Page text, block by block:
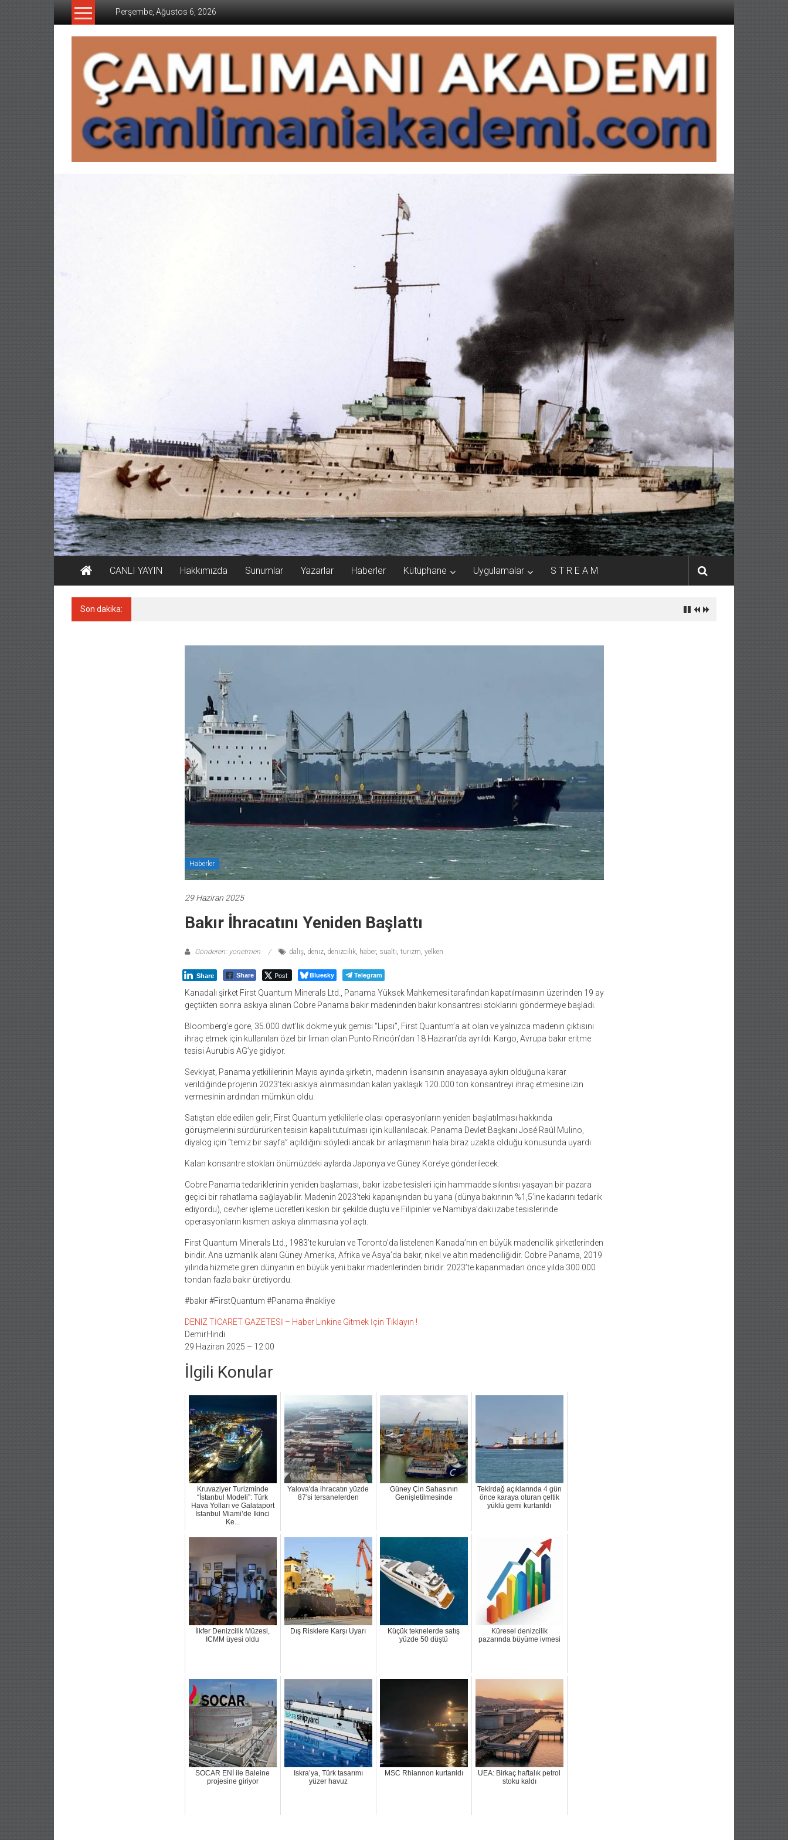
İçeriğe
Perşembe, Ağustos 6, 2026
CAMLIMANI
AKADEMI
CANLI YAYIN Hakkımızda Sunumlar Yazarlar Haberler Kütüphane Uygulamalar S T R E A M
Son dakika:
Haberler
29 Haziran 2025
Bakır İhracatını Yeniden Başlattı
Gönderen: yonetmen dalış, deniz, denizcilik, haber, sualtı, turizm, yelken
Share Share Post Bluesky Telegram
Kanadalı şirket First Quantum Minerals Ltd., Panama Yüksek Mahkemesi tarafından kapatılmasının üzerinden 19 ay
geçtikten sonra askıya alınan Cobre Panama bakır madeninden bakır konsantresi stoklarını göndermeye başladı.
Bloomberg’e göre, 35.000 dwt’lik dökme yük gemisi “Lipsi”, First Quantum’a ait olan ve yalnızca madenin çıktısını
ihraç etmek için kullanılan özel bir liman olan Punto Rincón’dan 18 Haziran’da ayrıldı. Kargo, Avrupa bakır eritme
tesisi Aurubis AG’ye gidiyor.
Sevkiyat, Panama yetkililerinin Mayıs ayında şirketin, madenin lisansının anayasaya aykırı olduğuna karar
verildiğinde projenin 2023’teki askıya alınmasından kalan yaklaşık 120.000 ton konsantreyi ihraç etmesine izin
vermesinin ardından mümkün oldu.
Satıştan elde edilen gelir, First Quantum yetkililerle olası operasyonların yeniden başlatılması hakkında
görüşmelerini sürdürürken tesisin kapalı tutulması için kullanılacak. Panama Devlet Başkanı José Raúl Mulino,
diyalog için “temiz bir sayfa” açıldığını söyledi ancak bir anlaşmanın hala biraz uzakta olduğu konusunda uyardı.
Kalan konsantre stokları önümüzdeki aylarda Japonya ve Güney Kore’ye gönderilecek.
Cobre Panama tedariklerinin yeniden başlaması, bakır izabe tesisleri için hammadde sıkıntısı yaşayan bir pazara
geçici bir rahatlama sağlayabilir. Madenin 2023’teki kapanışından bu yana (dünya bakırının %1,5’ine kadarını tedarik
ediyordu), cevher işleme ücretleri keskin bir şekilde düştü ve Filipinler ve Namibya’daki izabe tesislerinde
operasyonların kısmen askıya alınmasına yol açtı.
First Quantum Minerals Ltd., 1983’te kurulan ve Toronto’da listelenen Kanada’nın en büyük madencilik şirketlerinden
biridir. Ana uzmanlık alanı Güney Amerika, Afrika ve Asya’da bakır, nikel ve altın madenciliğidir. Cobre Panama, 2019
yılında hizmete giren dünyanın en büyük yeni bakır madenlerinden biridir. 2023’te kapanmadan önce yılda 300.000
tondan fazla bakır üretiyordu.
#bakır #FirstQuantum #Panama #nakliye
DENIZ TİCARET GAZETESİ – Haber Linkine Gitmek İçin Tıklayın !
DemirHindi
29 Haziran 2025 – 12:00
İlgili Konular
Kruvaziyer Turizminde
“İstanbul Modeli”: Türk
Hava Yolları ve Galataport
İstanbul Miami’de İkinci
Ke...
Yalova'da ihracatın yüzde
87'si tersanelerden
Güney Çin Sahasının
Genişletilmesinde
Tekirdağ açıklarında 4 gün
önce karaya oturan çeltik
yüklü gemi kurtarıldı
İlkfer Denizcilik Müzesi,
ICMM üyesi oldu
Dış Risklere Karşı Uyarı
Küçük teknelerde satış
yüzde 50 düştü
Küresel denizcilik
pazarında büyüme ivmesi
SOCAR ENİ ile Baleine
projesine giriyor
Iskra’ya, Türk tasarımı
yüzer havuz
MSC Rhiannon kurtarıldı
UEA: Birkaç haftalık petrol
stoku kaldı